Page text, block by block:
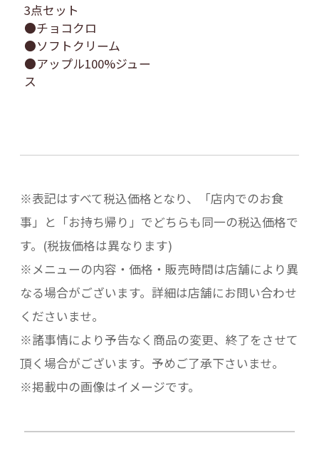
3点セット
●チョコクロ
●ソフトクリーム
●アップル100%ジュー
ス
※表記はすべて税込価格となり、「店内でのお食
事」と「お持ち帰り」でどちらも同一の税込価格で
す。(税抜価格は異なります)
※メニューの内容・価格・販売時間は店舗により異
なる場合がございます。詳細は店舗にお問い合わせ
くださいませ。
※諸事情により予告なく商品の変更、終了をさせて
頂く場合がございます。予めご了承下さいませ。
※掲載中の画像はイメージです。